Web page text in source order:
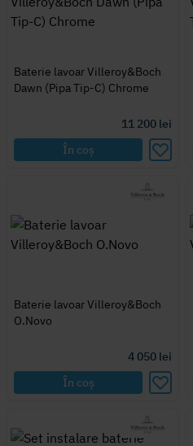
Baterie lavoar Villeroy&Boch
Dawn (Pipa Tip-C) Chrome
11 200 lei
În coș
Baterie lavoar Villeroy&Boch
O.Novo
4 050 lei
În coș